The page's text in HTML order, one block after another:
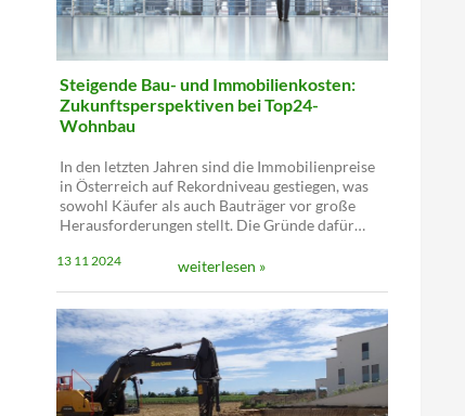
Steigende Bau- und Immobilienkosten:
Zukunftsperspektiven bei Top24-
Wohnbau
In den letzten Jahren sind die Immobilienpreise
in Österreich auf Rekordniveau gestiegen, was
sowohl Käufer als auch Bauträger vor große
Herausforderungen stellt. Die Gründe dafür…
weiterlesen »
13 11 2024